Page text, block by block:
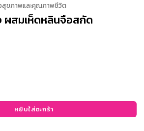
ขภาพและคุณภาพชีวิต
ผสมเห็ดหลินจือสกัด
เห็ดหลินจือสกัด ชิ้น
หยิบใส่ตะกร้า